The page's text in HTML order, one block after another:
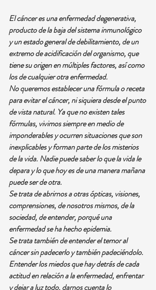
El cáncer es una enfermedad degenerativa,
producto de la baja del sistema inmunológico
y un estado general de debilitamiento, de un
extremo de acidificación del organismo, que
tiene su origen en múltiples factores, así como
los de cualquier otra enfermedad.
No queremos establecer una fórmula o receta
para evitar el cáncer, ni siquiera desde el punto
de vista natural. Ya que no existen tales
fórmulas, vivimos siempre en medio de
imponderables y ocurren situaciones que son
inexplicables y forman parte de los misterios
de la vida. Nadie puede saber lo que la vida le
depara y lo que hoy es de una manera mañana
puede ser de otra.
Se trata de abrirnos a otras ópticas, visiones,
comprensiones, de nosotros mismos, de la
sociedad, de entender, porqué una
enfermedad se ha hecho epidemia.
Se trata también de entender el temor al
cáncer sin padecerlo y también padeciéndolo.
Entender los miedos que hay detrás de cada
actitud en relación a la enfermedad, enfrentar
y dejar a luz todo, darnos cuenta lo